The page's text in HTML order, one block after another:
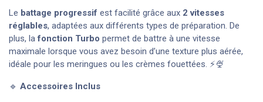
Le battage progressif est facilité grâce aux 2 vitesses
réglables, adaptées aux différents types de préparation. De
plus, lafonction Turbo permet de battre à une vitesse
maximale lorsque vous avez besoin d’une texture plus aérée,
idéale pour les meringues ou les crèmes fouettées. ⚡🍨
🔹 Accessoires Inclus